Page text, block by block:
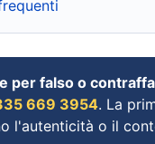
per falso o
669 3954. La
l'autenticità o il